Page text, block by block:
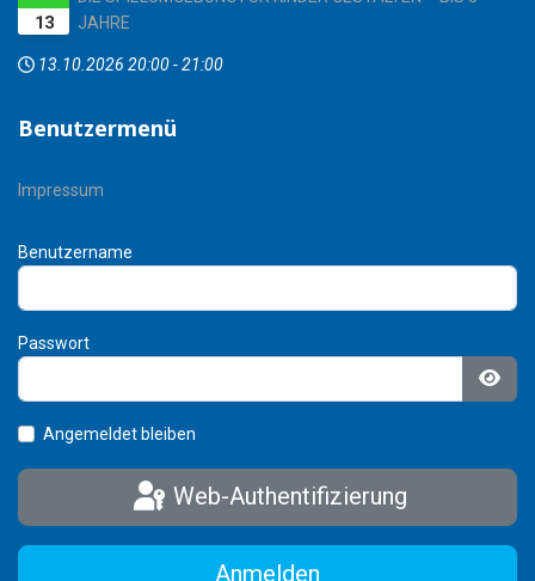
13
JAHRE
13.10.2026 20:00-21:00
Benutzermenü
Impressum
Benutzername
Passwort
Angemeldet bleiben
Web-Authentifizierung
Anmelden